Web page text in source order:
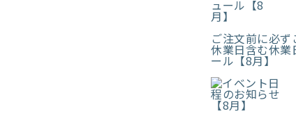
ご注文前に必
休業日含む休業
ール【8月】